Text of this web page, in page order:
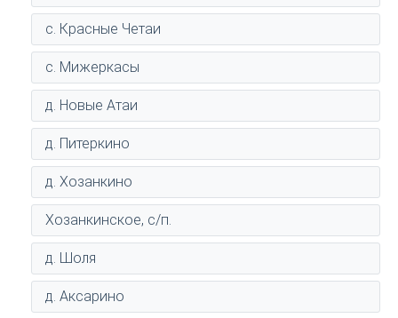
с. Красные Четаи
с. Мижеркасы
д. Новые Атаи
д. Питеркино
д. Хозанкино
Хозанкинское, с/п.
д. Шоля
д. Аксарино